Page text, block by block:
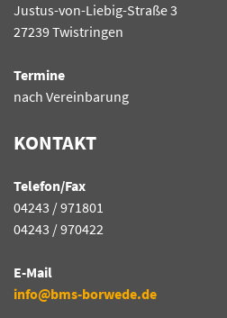
Justus-von-Liebig-Straße 3
27239 Twistringen
Termine
nach Vereinbarung
KONTAKT
Telefon/Fax
04243 / 971801
04243 / 970422
E-Mail
info@bms-borwede.de